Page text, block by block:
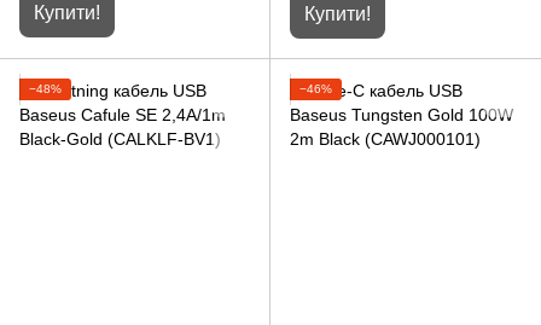
Купити! Купити!
−48% −46%